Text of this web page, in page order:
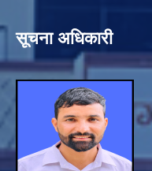
सूचना अधिकारी